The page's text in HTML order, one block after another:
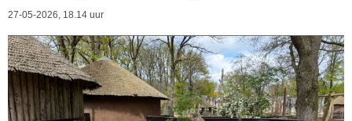
27-05-2026, 18.14 uur